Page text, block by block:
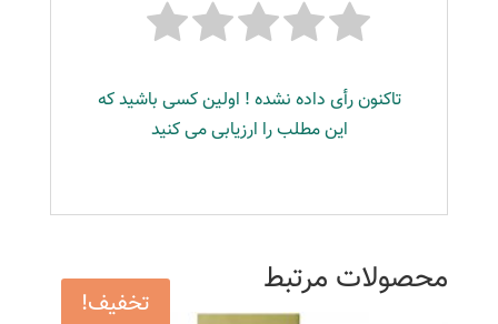
تاکنون رأی داده نشده ! اولین کسی باشید که
این مطلب را ارزیابی می کنید
محصولات مرتبط
تخفیف!